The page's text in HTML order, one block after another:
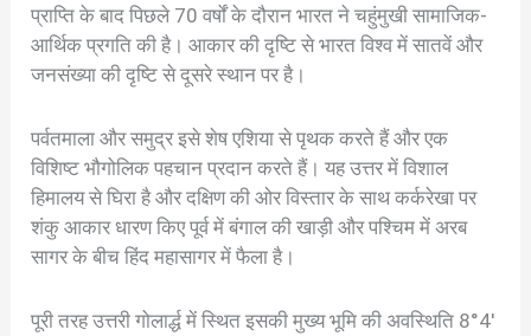
प्राप्ति के बाद पिछले 70 वर्षों के दौरान भारत ने चहुंमुखी सामाजिक-
आर्थिक प्रगति की है। आकार की दृष्टि से भारत विश्व में सातवें और
जनसंख्या की दृष्टि से दूसरे स्थान पर है।
पर्वतमाला और समुद्र इसे शेष एशिया से पृथक करते हैं और एक
विशिष्ट भौगोलिक पहचान प्रदान करते हैं। यह उत्तर में विशाल
हिमालय से घिरा है और दक्षिण की ओर विस्तार के साथ कर्करेखा पर
शंकु आकार धारण किए पूर्व में बंगाल की खाड़ी और पश्चिम में अरब
सागर के बीच हिंद महासागर में फैला है।
पूरी तरह उत्तरी गोलार्द्ध में स्थित इसकी मुख्य भूमि की अवस्थिति 8°4′